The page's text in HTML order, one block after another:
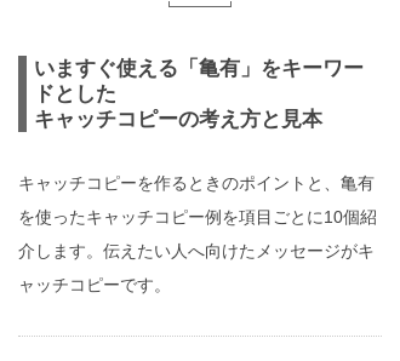
いますぐ使える「亀有」をキーワー
ドとした
キャッチコピーの考え方と見本
キャッチコピーを作るときのポイントと、亀有
を使ったキャッチコピー例を項目ごとに10個紹
介します。伝えたい人へ向けたメッセージがキ
ャッチコピーです。